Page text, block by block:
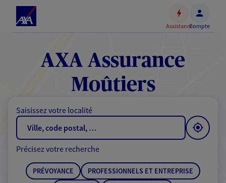
Accéder
contenu
principal
Accéder
au
de
AssistanceCompte
AXA Assurance
Moûtiers
Saisissez votre localité
Précisez votre recherche
PRÉVOYANCE
PROFESSIONNELS ET ENTREPRISE